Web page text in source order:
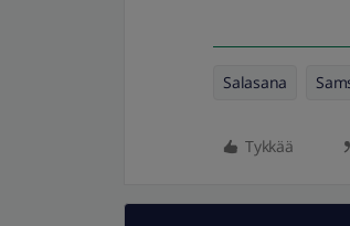
Salasana
Tykkää